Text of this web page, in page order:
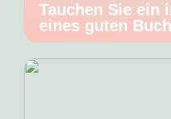
Tauchen Sie ein
eines guten